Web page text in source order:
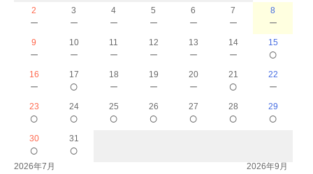
2
－
3
－
4
－
5
－
6
－
7
－
8
－
9
－
10
－
11
－
12
－
13
－
14
－
15
○
16
－
17
○
18
－
19
－
20
－
21
○
22
－
23
○
24
○
25
○
26
○
27
○
28
○
29
○
30
○
31
○
2026年7月 2026年9月